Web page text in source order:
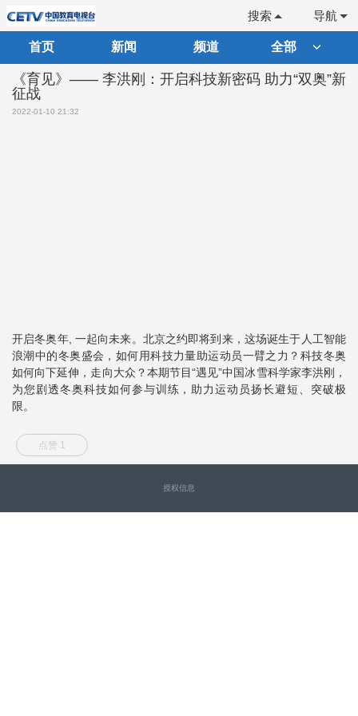
导航
搜索
首页 新闻 频道 全部
《育见》—— 李洪刚：开启科技新密码 助力“双奥”新
征战
2022-01-10 21:32
开启冬奥年, 一起向未来。北京之约即将到来，这场诞生于人工智能
浪潮中的冬奥盛会，如何用科技力量助运动员一臂之力？科技冬奥
如何向下延伸，走向大众？本期节目“遇见”中国冰雪科学家李洪刚，
为您剧透冬奥科技如何参与训练，助力运动员扬长避短、突破极
限。
点赞 1
授权信息